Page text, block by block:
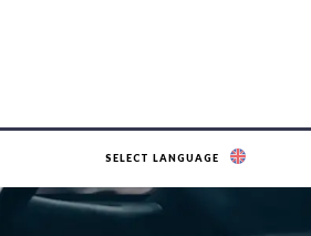
SELECT LANGUAGE